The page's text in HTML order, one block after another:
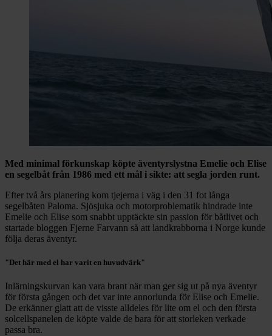
Med minimal förkunskap köpte äventyrslystna Emelie och Elise
en segelbåt från 1986 med ett mål i sikte: att segla jorden runt.
Efter två års planering kom tjejerna i väg i den 31 fot långa
segelbåten Paloma. Sjösjuka och motorproblematik hindrade inte
Emelie och Elise som snabbt upptäckte sin passion för båtlivet och
startade bloggen Fjerne Farvann så att landkrabborna i Norge kunde
följa deras äventyr.
"Det här med el har varit en huvudvärk"
Inlärningskurvan kan vara brant när man ger sig ut på nya äventyr
för första gången och det var inte annorlunda för Elise och Emelie.
De erkänner glatt att de visste alldeles för lite om el och den första
solcellspanelen de köpte valde de bara för att storleken verkade
passa bra.